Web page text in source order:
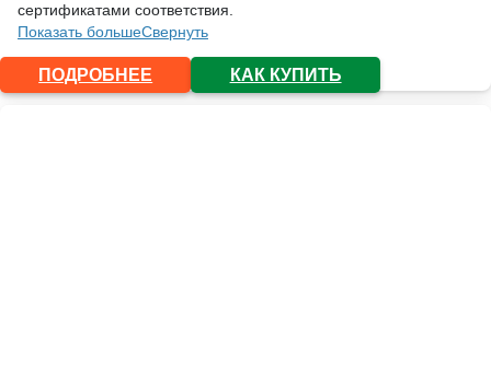
сертификатами соответствия.
Показать большеСвернуть
ПОДРОБНЕЕ КАК КУПИТЬ